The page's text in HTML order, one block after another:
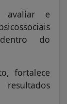
avaliar e
do
fortalece